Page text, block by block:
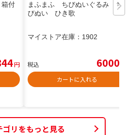
箱付
円
まふまふ ちびぬいぐるみ ち
びぬい ひき歌
マイストア在庫： 1902
税込 6000
カートに入れる
ゴリをもっと見る